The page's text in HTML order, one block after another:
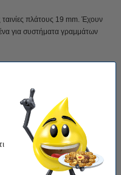
ταινίες πλάτους 19 mm. Έχουν
για συστήματα γραμμάτων
εξαιρετικά δυνατές ετικέτες.
Αυτό προστατεύει το
ετικέτες να μπορούν να
σε εξωτερικούς χώρους.
καθαρές και